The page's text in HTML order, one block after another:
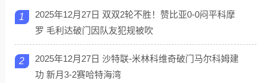
1
2025年12月27日 双双2轮不胜！赞比亚0-0闷平科摩
罗 毛利达破门因队友犯规被吹
2
2025年12月27日 沙特联-米林科维奇破门马尔科姆建
功 新月3-2赛哈特海湾